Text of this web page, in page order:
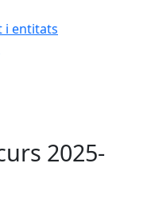
i entitats
2025-